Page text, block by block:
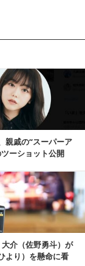
親戚の“スーパーア
ーショット公開
大介（佐野勇斗）が
より）を懸命に看